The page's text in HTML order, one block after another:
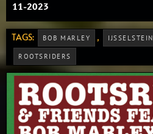
11-2023
TAGS: BOB MARLEY , IJSSELSTEIN
ROOTSRIDERS